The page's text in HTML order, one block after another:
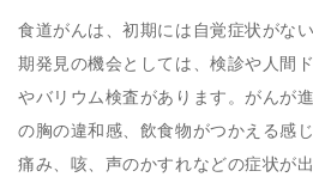
食道がんは、初期には自覚症状がな
期発見の機会としては、検診や人間
やバリウム検査があります。がんが
の胸の違和感、飲食物がつかえる感
痛み、咳、声のかすれなどの症状が出